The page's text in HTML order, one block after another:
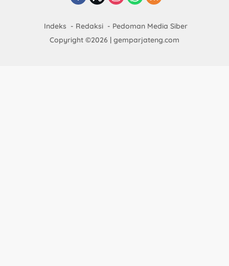
Indeks Redaksi
Pedoman Media Siber
Copyright ©2026 | gemparjateng.com